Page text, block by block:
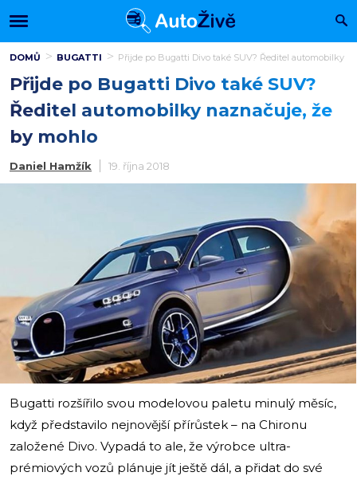
DOMŮ BUGATTI Přijde po Bugatti Divo také SUV? Ředitel automobilky
Přijde po Bugatti Divo také SUV?
Ředitel automobilky naznačuje, že
by mohlo
Daniel Hamžík 19. října 2018
Bugatti rozšířilo svou modelovou paletu minulý měsíc,
když představilo nejnovější přírůstek – na Chironu
založené Divo. Vypadá to ale, že výrobce ultra-
prémiových vozů plánuje jít ještě dál, a přidat do své